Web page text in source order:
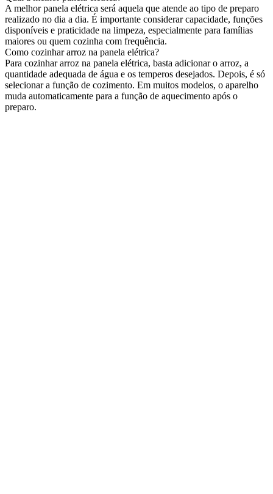
A melhor panela elétrica será aquela que atende ao tipo de preparo
realizado no dia a dia. É importante considerar capacidade, funções
disponíveis e praticidade na limpeza, especialmente para famílias
maiores ou quem cozinha com frequência.
Como cozinhar arroz na panela elétrica?
Para cozinhar arroz na panela elétrica, basta adicionar o arroz, a
quantidade adequada de água e os temperos desejados. Depois, é só
selecionar a função de cozimento. Em muitos modelos, o aparelho
muda automaticamente para a função de aquecimento após o
preparo.